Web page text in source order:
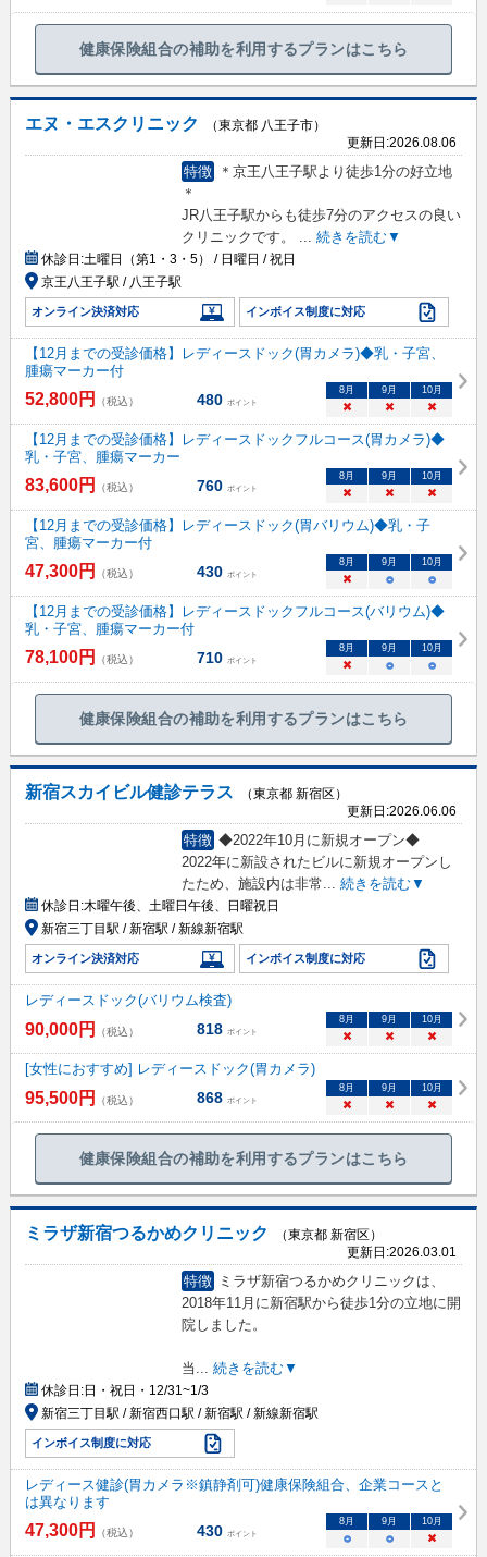
健康保険組合の補助を利用するプランはこちら
エヌ・エスクリニック
（東京都 八王子市）
更新日:2026.08.06
特徴
＊京王八王子駅より徒歩1分の好立地
＊
JR八王子駅からも徒歩7分のアクセスの良い
クリニックです。
続きを読む▼
休診日:土曜日（第1・3・5） / 日曜日 / 祝日
京王八王子駅 / 八王子駅
オンライン決済対応 インボイス制度に対応
【12月までの受診価格】レディースドック(胃カメラ)◆乳・子宮、
腫瘍マーカー付
52,800円 （税込） 480 ポイント
8 月 9 月 10月
× × ×
【12月までの受診価格】レディースドックフルコース(胃カメラ)◆
乳・子宮、腫瘍マーカー
83,600円 （税込） 760 ポイント
8 月 9 月 10月
× × ×
【12月までの受診価格】レディースドック(胃バリウム)◆乳・子
宮、腫瘍マーカー付
47,300円 （税込） 430 ポイント
8 月 9 月 10月
× ○ ○
【12月までの受診価格】レディースドックフルコース(バリウム)◆
乳・子宮、腫瘍マーカー付
78,100円 （税込） 710 ポイント
8 月 9 月 10月
× ○ ○
健康保険組合の補助を利用するプランはこちら
新宿スカイビル健診テラス
（東京都 新宿区）
更新日:2026.06.06
特徴 ◆2022年10月に新規オープン◆
2022年に新設されたビルに新規オープンし
たため、施設内は非常... 続きを読む▼
休診日:木曜午後、土曜日午後、日曜祝日
新宿三丁目駅 / 新宿駅 / 新線新宿駅
オンライン決済対応 インボイス制度に対応
レディースドック(バリウム検査)
90,000円 （税込） 818 ポイント
8月 9月 10月
× × ×
[女性におすすめ] レディースドック(胃カメラ)
95,500円 （税込） 868 ポイント
8月 9月 10月
× × ×
健康保険組合の補助を利用するプランはこちら
ミラザ新宿つるかめクリニック
（東京都 新宿区）
更新日:2026.03.01
特徴
ミラザ新宿つるかめクリニックは、
2018年11月に新宿駅から徒歩1分の立地に開
院しました。
当 続きを読む▼
休診日:日・祝日・12/31~1/3
新宿三丁目駅 / 新宿西口駅 / 新宿駅 / 新線新宿駅
インボイス制度に対応
レディース健診(胃カメラ※鎮静剤可)健康保険組合、企業コースと
は異なります
47,300円 （税込） 430 ポイント
8 月 9 月 10月
○ ○ ×